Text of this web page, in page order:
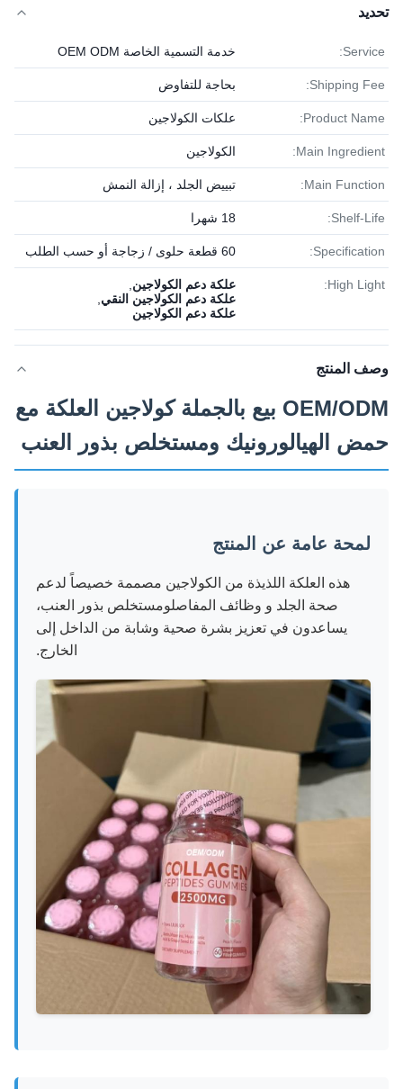
تحديد
Service: خدمة التسمية الخاصة OEM ODM
Shipping Fee: بحاجة للتفاوض
Product Name: علكات الكولاجين
Main Ingredient: الكولاجين
Main Function: تبييض الجلد ، إزالة النمش
Shelf-Life: 18 شهرا
Specification: 60 قطعة حلوى / زجاجة أو حسب الطلب
High Light: علكة دعم الكولاجين
علكة دعم الكولاجين النقي
علكة دعم الكولاجين
وصف المنتج
OEM/ODM بيع بالجملة كولاجين العلكة مع
حمض الهيالورونيك ومستخلص بذور العنب
لمحة عامة عن المنتج
هذه العلكة اللذيذة من الكولاجين مصممة خصيصاً لدعم
صحة الجلد و وظائف المفاصلومستخلص بذور العنب،
يساعدون في تعزيز بشرة صحية وشابة من الداخل إلى
الخارج.